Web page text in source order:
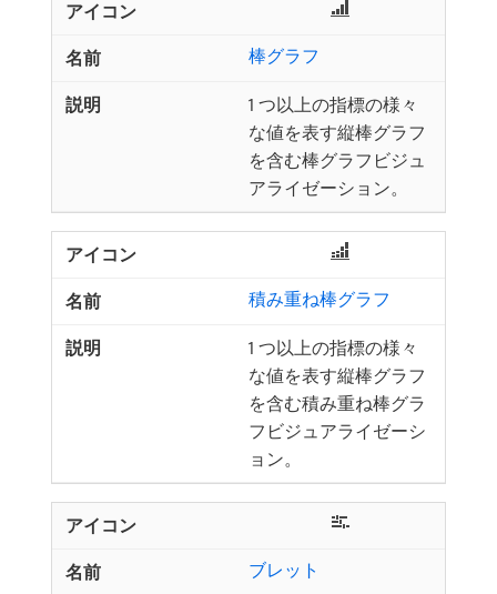
棒グラフ
1 つ以上の指標の様々
な値を表す縦棒グラフ
を含む棒グラフビジュ
アライゼーション。
積み重ね棒グラフ
1 つ以上の指標の様々
な値を表す縦棒グラフ
を含む積み重ね棒グラ
フビジュアライゼーシ
ョン。
ブレット